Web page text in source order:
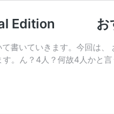
Edition おす
書いていきます。今回は
す。ん？4人？何故4人かと